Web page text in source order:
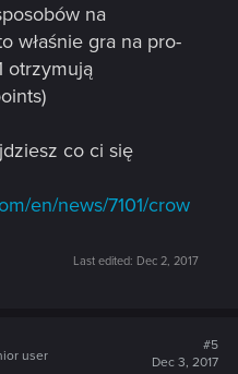
na
właśnie gra na pro-
otrzymują
co ci się
en/news/7101/crow
Last edited: Dec 2, 2017
user
#5
Dec 3, 2017